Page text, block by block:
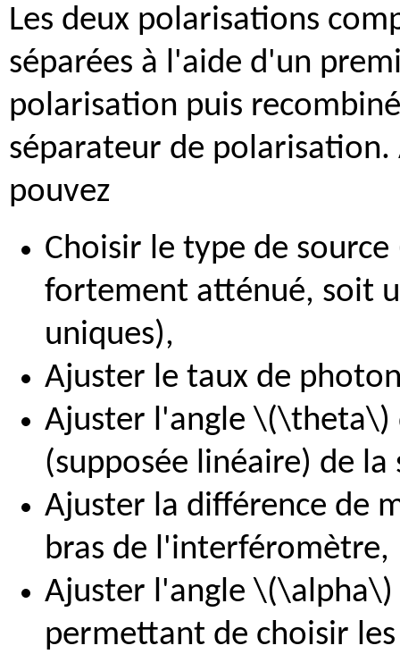
Les deux polarisations
séparées à l'aide d'un
polarisation puis
séparateur de
pouvez
Choisir le type de
fortement atténué, soit
uniques),
Ajuster le taux de
Ajuster l'angle \(\theta\)
(supposée linéaire) de la
Ajuster la différence de
bras de l'interféromètre,
Ajuster l'angle \(\alpha\)
permettant de choisir